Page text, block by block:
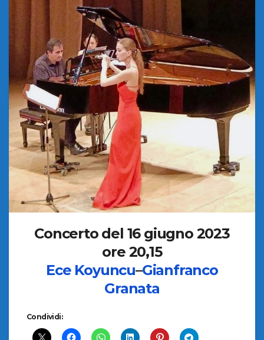
Concerto del 16 giugno 2023
ore 20,15
Ece Koyuncu–Gianfranco
Granata
Condividi: